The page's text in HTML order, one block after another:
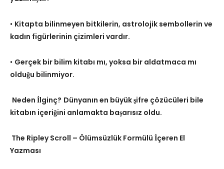
• Kitapta bilinmeyen bitkilerin, astrolojik sembollerin ve
kadın figürlerinin çizimleri vardır.
• Gerçek bir bilim kitabı mı, yoksa bir aldatmaca mı
olduğu bilinmiyor.
Neden İlginç? Dünyanın en büyük şifre çözücüleri bile
kitabın içeriğini anlamakta başarısız oldu.
The Ripley Scroll – Ölümsüzlük Formülü İçeren El
Yazması